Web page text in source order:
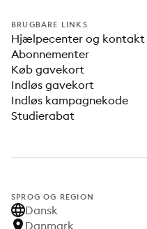
BRUGBARE LINKS
Hjælpecenter og kontakt
Abonnementer
Køb gavekort
Indløs gavekort
Indløs kampagnekode
Studierabat
SPROG OG REGION
Dansk
Danmark